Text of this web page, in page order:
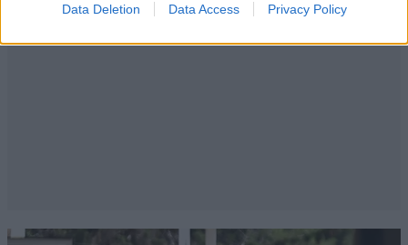
Data Deletion Data Access Privacy Policy